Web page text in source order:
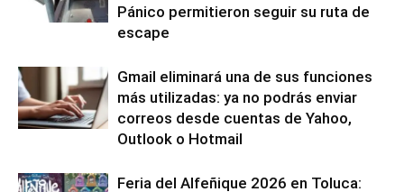
Pánico permitieron seguir su ruta de
escape
Gmail eliminará una de sus funciones
más utilizadas: ya no podrás enviar
correos desde cuentas de Yahoo,
Outlook o Hotmail
Feria del Alfeñique 2026 en Toluca: